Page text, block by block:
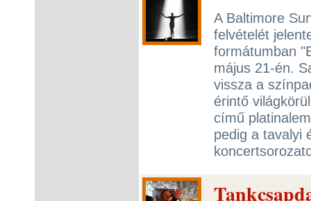
A Baltimore
felvételét
formátumban
május 21-én.
vissza a
érintő
című
pedig a tavalyi